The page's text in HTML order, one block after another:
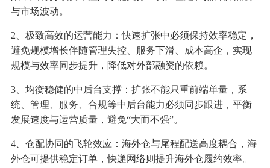
与市场波动。
2、极致高效的运营能力：快速扩张中必须保持效率稳定，
避免规模增长伴随管理失控、服务下滑、成本高企，实现
规模与效率同步提升，降低对外部融资的依赖。
3、均衡稳健的中后台支撑：扩张不能只重前端单量，系
统、管理、服务、合规等中后台能力必须同步跟进，平衡
发展速度与运营质量，避免“大而不强”。
4、仓配协同的飞轮效应：海外仓与尾程配送高度耦合，海
外仓可提供稳定订单，快递网络则提升海外仓履约效率。